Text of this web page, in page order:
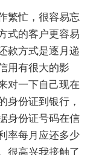
繁忙，很容易忘
式的客户更容易
款方式是逐月递
用有很大的影
对一下自己现在
身份证到银行，
身份证号码在信
率每月应还多少
很高兴我接触了